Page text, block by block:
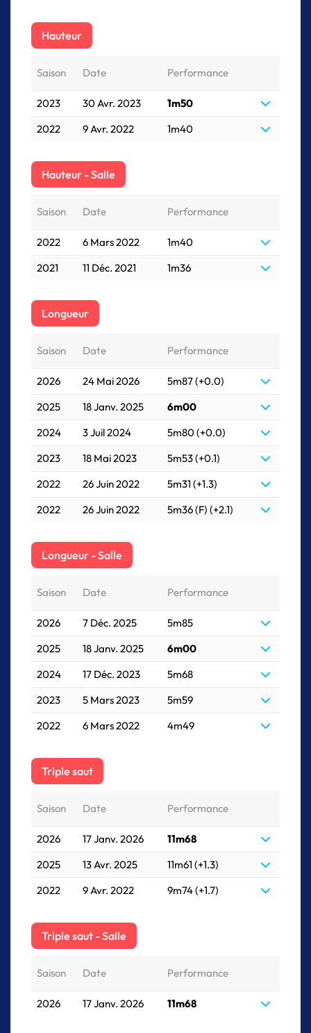
Hauteur
Saison Date Performance
2023 30 Avr. 2023
1m50
2022
9 Avr. 2022 1m40
Hauteur - Salle
Saison Date Performance
2022 6 Mars 2022
1m40
2021
11 Déc. 2021 1m36
Longueur
Saison Date Performance
2026 24 Mai 2026
5m87 (+0.0)
2025
18 Janv. 2025
6m00
2024
3 Juil 2024
5m80 (+0.0)
2023
18 Mai 2023
5m53 (+0.1)
2022
26 Juin 2022
5m31 (+1.3)
2022
26 Juin 2022 5m36 (F) (+2.1)
Longueur - Salle
Saison Date Performance
2026 7 Déc. 2025
5m85
2025
18 Janv. 2025
6m00
2024
17 Déc. 2023
5m68
2023
5 Mars 2023
5m59
2022
6 Mars 2022 4m49
Triple saut
Saison Date Performance
2026 17 Janv. 2026
11m68
2025
13 Avr. 2025
11m61 (+1.3)
2022
9 Avr. 2022 9m74 (+1.7)
Triple saut - Salle
Saison Date Performance
2026 17 Janv. 2026 11m68